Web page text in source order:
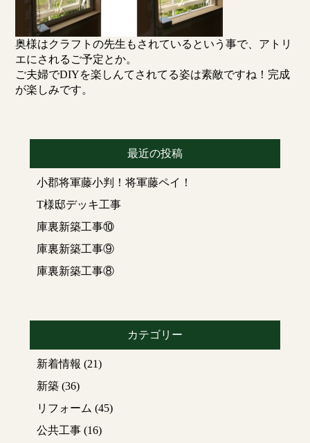
奥様はクラフトの先生もされているという事で、アトリ
エにされるご予定とか。
ご夫婦でDIYを楽しんてされてる姿は素敵ですね！完成
が楽しみです。
最近の投稿
小郡将軍藤小判！将軍藤ペイ！
T様邸デッキ工事
庫裏新築工事⑩
庫裏新築工事⑨
庫裏新築工事⑧
カテゴリー
新着情報 (21)
新築(36)
リフォーム (45)
公共工事(16)